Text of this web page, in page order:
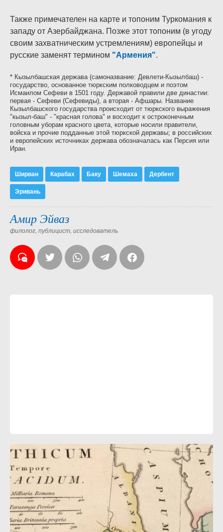
Также примечателен на карте и топоним Туркомания к
западу от Азербайджана. Позже этот топоним (в угоду
своим захватническим устремлениям) европейцы и
русские заменят термином "Армения".
* Кызылбашская держава (самоназвание: Девлети-Кызылбаш) -
государство, основанное тюркским полководцем и поэтом
Исмаилом Сефеви в 1501 году. Державой правили две династии:
первая - Сефеви (Сефевиды), а вторая - Афшары. Название
Кызылбашского государства происходит от тюркского выражения
"кызыл-баш" - "красная голова" и восходит к остроконечным
головным уборам красного цвета, которые носили правители,
войска и прочие подданные этой тюркской державы; в российских
и европейских источниках держава обозначалась как Персия или
Иран.
Ширван Карабах Баку Шемаха Дербент
Эривань
Амир Эйваз